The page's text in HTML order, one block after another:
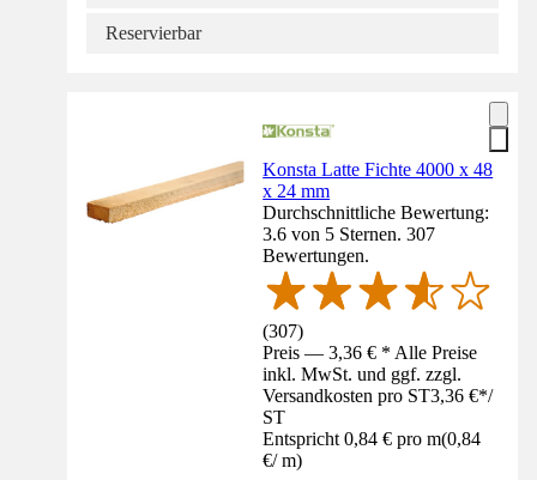
Reservierbar
Konsta Latte Fichte 4000 x 48
x 24 mm
Durchschnittliche Bewertung:
3.6 von 5 Sternen. 307
Bewertungen.
(307)
Preis — 3,36 € * Alle Preise
inkl. MwSt. und ggf. zzgl.
Versandkosten pro ST3,36 €*/
ST
Entspricht 0,84 € pro m(0,84
€/ m)